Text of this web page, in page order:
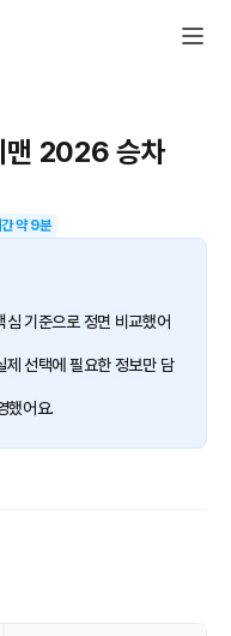
맨 2026 승차
약9분
기준으로 정면 비교했어
제 선택에 필요한 정보만 담
했어요.